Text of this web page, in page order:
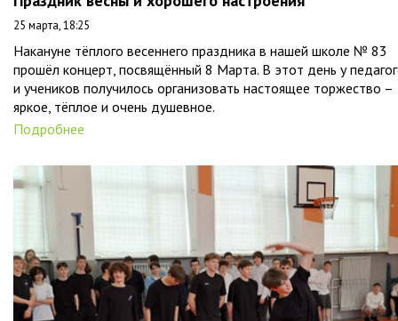
25 марта, 18:25
Накануне тёплого весеннего праздника в нашей школе № 83
прошёл концерт, посвящённый 8 Марта. В этот день у
и учеников получилось организовать настоящее торжество –
яркое, тёплое и очень душевное.
Подробнее